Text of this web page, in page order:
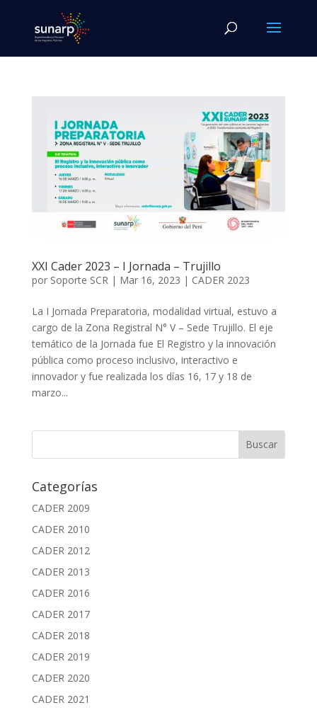
XXI Cader 2023 – I Jornada – Trujillo
por Soporte SCR | Mar 16, 2023 | CADER 2023
La I Jornada Preparatoria, modalidad virtual, estuvo a
cargo de la Zona Registral N° V – Sede Trujillo. El eje
temático de la Jornada fue El Registro y la innovación
pública como proceso inclusivo, interactivo e
innovador y fue realizada los días 16, 17 y 18 de
marzo...
Categorías
CADER 2009
CADER 2010
CADER 2012
CADER 2013
CADER 2016
CADER 2017
CADER 2018
CADER 2019
CADER 2020
CADER 2021